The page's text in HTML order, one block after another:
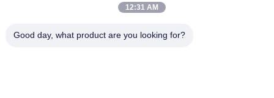
12:31 AM
Good day, what product are you looking for?